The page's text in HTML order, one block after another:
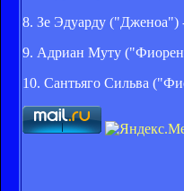
8. Зе Эдуарду ("Дженоа")
9. Адриан Муту
10. Сантьяго Сильва